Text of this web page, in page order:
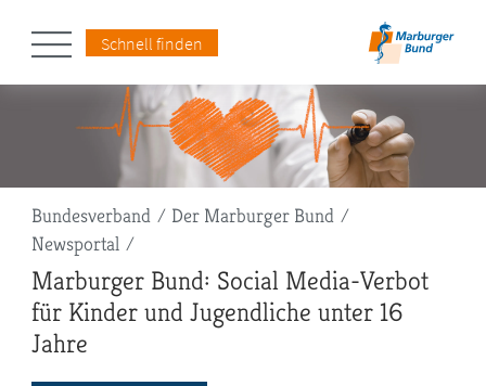
Schnell finden
Pfadnavigation
Bundesverband
Der Marburger Bund
Newsportal
Marburger Bund: Social Media-Verbot
für Kinder und Jugendliche unter 16
Jahre